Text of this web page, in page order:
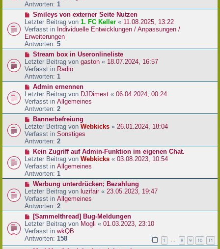
t
a
g
e
r
B
e
i
t
r
a
g
Antworten: 1
N
e
u
e
r
B
e
i
t
r
a
g
Smileys von externer Seite Nutzen
Letzter Beitrag von 1. FC Keller « 11.08.2025, 13:22
Verfasst in Individuelle Entwicklungen / Anpassungen /
Erweiterungen
Antworten: 5
N
e
u
e
r
B
e
i
t
a
g
Stream box in Useronlineliste
Letzter Beitrag von gaston « 18.07.2024, 16:57
Verfasst in Radio
Antworten: 1
N
e
u
e
r
B
e
i
t
a
g
Admin ernennen
Letzter Beitrag von DJDimest « 06.04.2024, 00:24
Verfasst in Allgemeines
Antworten: 2
N
e
u
e
r
B
e
i
t
a
g
Bannerbefreiung
Letzter Beitrag von Webkicks « 26.01.2024, 18:04
Verfasst in Sonstiges
Antworten: 2
N
e
u
e
r
B
e
i
t
a
g
Kein Zugriff auf Admin-Funktion im eigenen Chat.
Letzter Beitrag von Webkicks « 03.08.2023, 10:54
Verfasst in Allgemeines
Antworten: 1
N
e
u
e
r
B
e
i
t
Werbung unterdrücken; Bezahlung
Letzter Beitrag von luzifair « 23.05.2023, 19:47
Verfasst in Allgemeines
Antworten: 2
N
e
u
e
r
[Sammelthread] Bug-Meldungen
Letzter Beitrag von Mogli « 01.03.2023, 23:10
Verfasst in wkQB
Antworten: 158 1 … 8 9 10 11